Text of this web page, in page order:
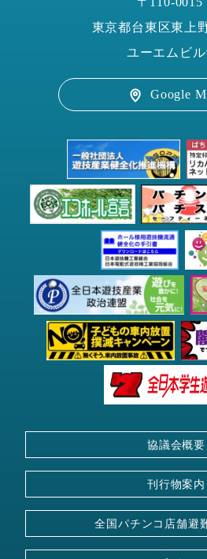
東京都台東区東上
ユーエムビ
Google
協議会概要
刊行物案内
全国パチンコ店舗避